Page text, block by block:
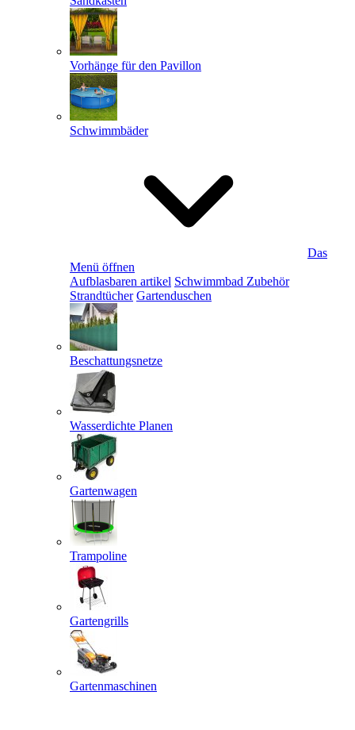
Vorhänge für den Pavillon
Schwimmbäder
Das
Menü öffnen
Aufblasbaren artikel Schwimmbad Zubehör
Strandtücher Gartenduschen
Beschattungsnetze
Wasserdichte Planen
Gartenwagen
Trampoline
Gartengrills
Gartenmaschinen